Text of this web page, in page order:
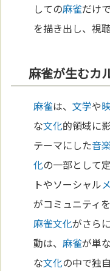
しての麻雀だけ
を描き出し、視
麻雀が生むカ
麻雀は、文学や
な文化的領域に
テーマにした音
化の一部として
トやソーシャル
がコミュニティ
麻雀文化がさら
動は、 麻雀が単
な文化の中で独